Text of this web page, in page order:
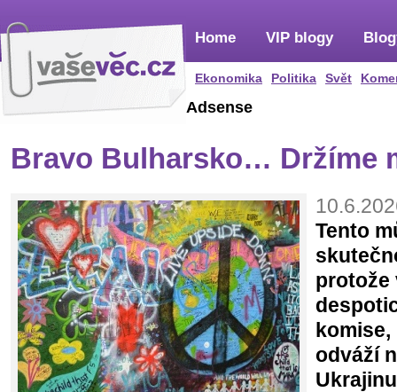
Home
Ekonomika Politika Svět
VIP blogy
Adsense
Bravo Bulharsko… Držíme
Tento
protože
komise,
odváží